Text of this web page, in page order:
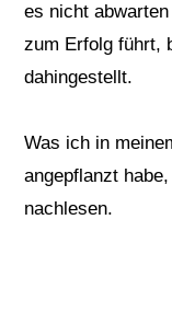
es nicht
zum Erfolg führt,
dahingestellt.
Was ich in
angepflanzt
nachlesen.